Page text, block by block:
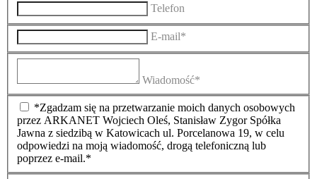
Telefon
E-mail*
Wiadomość*
*Zgadzam się na przetwarzanie moich danych osobowych
przez ARKANET Wojciech Oleś, Stanisław Zygor Spółka
Jawna z siedzibą w Katowicach ul. Porcelanowa 19, w celu
odpowiedzi na moją wiadomość, drogą telefoniczną lub
poprzez e-mail.*